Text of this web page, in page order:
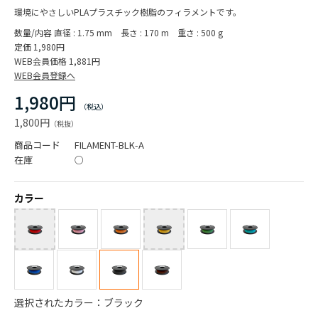
環境にやさしいPLAプラスチック樹脂のフィラメントです。
1,980円
1,800円
商品コード
FILAMENT-BLK-A
在庫
○
数量/内容 直径 : 1.75 mm 長さ : 170 m 重さ : 500 g
定価 1,980円
WEB会員価格 1,881円
WEB会員登録へ
カラー
選択されたカラー：ブラック